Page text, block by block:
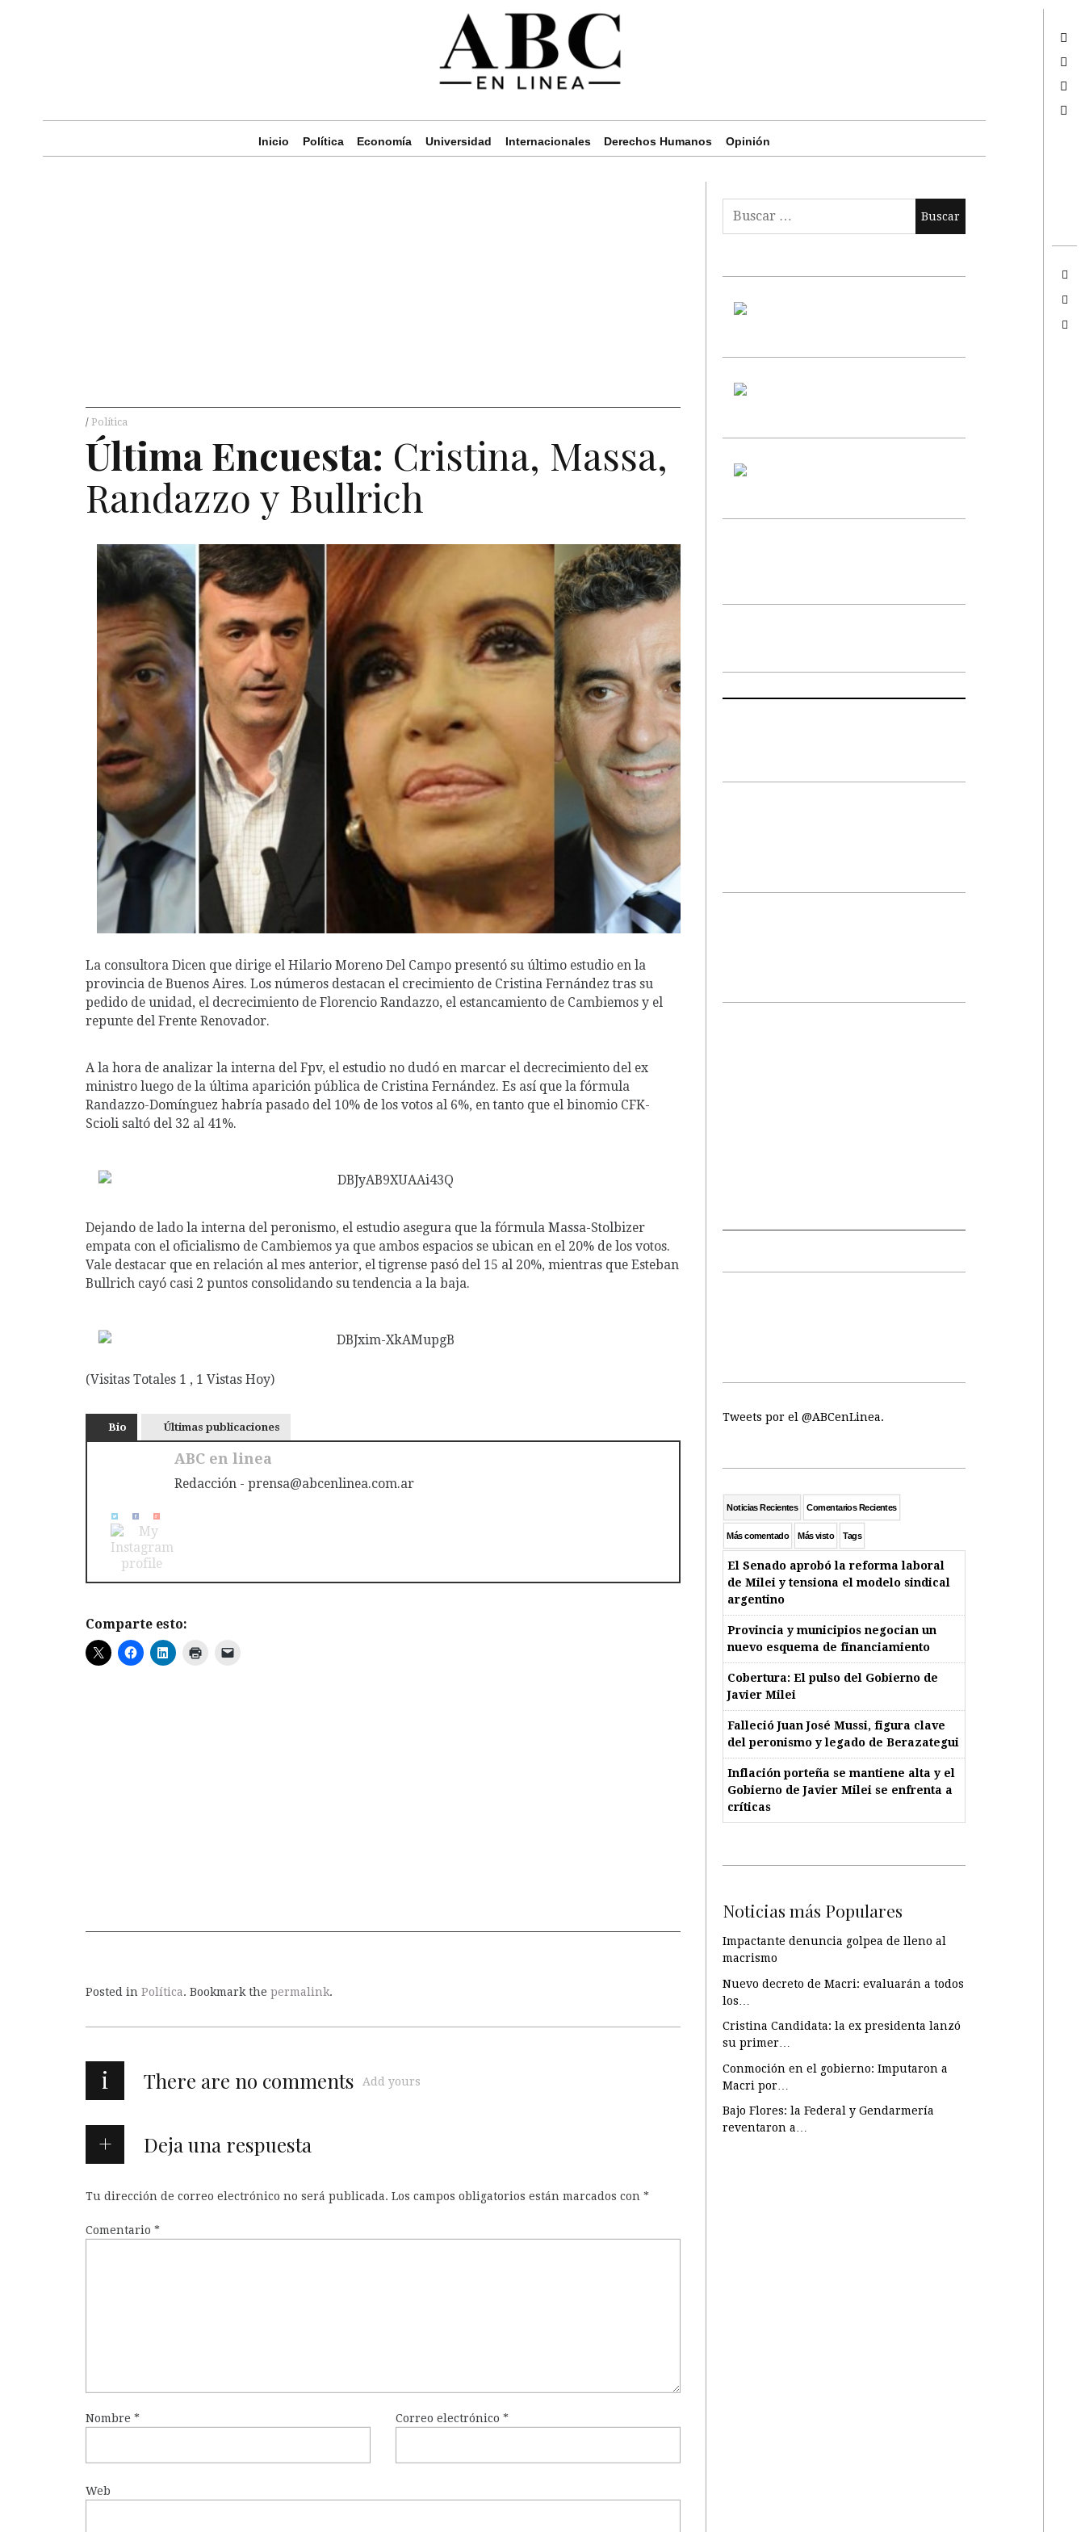
Inicio Política Economía Universidad Internacionales Derechos Humanos Opinión
Política
Última Encuesta: Cristina, Massa,
Randazzo y Bullrich
La consultora Dicen que dirige el Hilario Moreno Del Campo presentó su último estudio en la
provincia de Buenos Aires. Los números destacan el crecimiento de Cristina Fernández tras su
pedido de unidad, el decrecimiento de Florencio Randazzo, el estancamiento de Cambiemos y el
repunte del Frente Renovador.
A la hora de analizar la interna del Fpv, el estudio no dudó en marcar el decrecimiento del ex
ministro luego de la última aparición pública de Cristina Fernández. Es así que la fórmula
Randazzo-Domínguez habría pasado del 10% de los votos al 6%, en tanto que el binomio CFK-
Scioli saltó del 32 al 41%.
Dejando de lado la interna del peronismo, el estudio asegura que la fórmula Massa-Stolbizer
empata con el oficialismo de Cambiemos ya que ambos espacios se ubican en el 20% de los votos.
Vale destacar que en relación al mes anterior, el tigrense pasó del 15 al 20%, mientras que Esteban
Bullrich cayó casi 2 puntos consolidando su tendencia a la baja.
(Visitas Totales 1 , 1 Vistas Hoy)
Bio Últimas publicaciones
ABC en linea
Redacción - prensa@abcenlinea.com.ar
Comparte esto:
Posted in Política. Bookmark the permalink.
i There are no comments Add yours
Deja una respuesta
Tu dirección de correo electrónico no será publicada. Los campos obligatorios están marcados con *
Comentario *
Nombre * Correo electrónico*
Web
Tweets por el @ABCenLinea.
Noticias Recientes Comentarios Recientes
Más comentado Más visto Tags
El Senado aprobó la reforma laboral
de Milei y tensiona el modelo sindical
argentino
Provincia y municipios negocian un
nuevo esquema de financiamiento
Cobertura: El pulso del Gobierno de
Javier Milei
Falleció Juan José Mussi, figura clave
del peronismo y legado de Berazategui
Inflación porteña se mantiene alta y el
Gobierno de Javier Milei se enfrenta a
críticas
Noticias más Populares
Impactante denuncia golpea de lleno al
macrismo
Nuevo decreto de Macri: evaluarán a todos
los…
Cristina Candidata: la ex presidenta lanzó
su primer…
Conmoción en el gobierno: Imputaron a
Macri por…
Bajo Flores: la Federal y Gendarmería
reventaron a…